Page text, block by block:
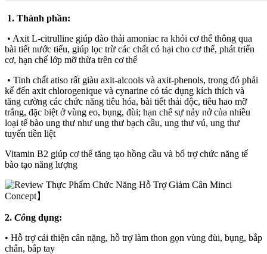
1. Thành phần:
• Axit L-citrulline giúp đào thải amoniac ra khỏi cơ thể thông qua
bài tiết nước tiểu, giúp lọc trừ các chất có hại cho cơ thể, phát triển
cơ, hạn chế lớp mỡ thừa trên cơ thể
• Tinh chất atiso rất giàu axit-alcools và axit-phenols, trong đó phải
kể đến axit chlorogenique và cynarine có tác dụng kích thích và
tăng cường các chức năng tiêu hóa, bài tiết thải độc, tiêu hao mỡ
trắng, đặc biệt ở vùng eo, bụng, đùi; hạn chế sự nảy nở của nhiều
loại tế bào ung thư như ung thư bạch cầu, ung thư vú, ung thư
tuyến tiền liệt
Vitamin B2 giúp cơ thể tăng tạo hồng cầu và bổ trợ chức năng tế
bào tạo năng lượng
2. Công dụng:
• Hỗ trợ cải thiện cân nặng, hỗ trợ làm thon gọn vùng đùi, bụng, bắp
chân, bắp tay